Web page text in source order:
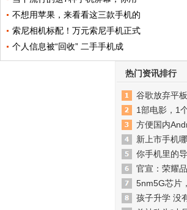
不想用苹果，来看看这三款手机的
索尼相机标配！万元索尼手机正式
个人信息被“回收” 二手手机成
热门资讯排行
谷歌放弃平
1部电影，1
方便国内
新上市手机
你手机里的
官宣：荣耀
5nm5G芯片
孩子升学 没